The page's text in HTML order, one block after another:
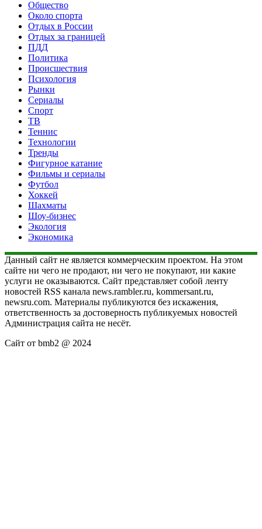
Общество
Около спорта
Отдых в России
Отдых за границей
ПДД
Политика
Происшествия
Психология
Рынки
Сериалы
Спорт
ТВ
Теннис
Технологии
Тренды
Фигурное катание
Фильмы и сериалы
Футбол
Хоккей
Шахматы
Шоу-бизнес
Экология
Экономика
Данный сайт не является коммерческим проектом. На этом
сайте ни чего не продают, ни чего не покупают, ни какие
услуги не оказываются. Сайт представляет собой ленту
новостей RSS канала news.rambler.ru, kommersant.ru,
newsru.com. Материалы публикуются без искажения,
ответственность за достоверность публикуемых новостей
Администрация сайта не несёт.
Сайт от bmb2 @ 2024